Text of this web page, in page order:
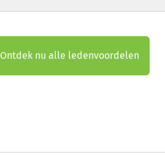
Ontdek nu alle ledenvoordelen